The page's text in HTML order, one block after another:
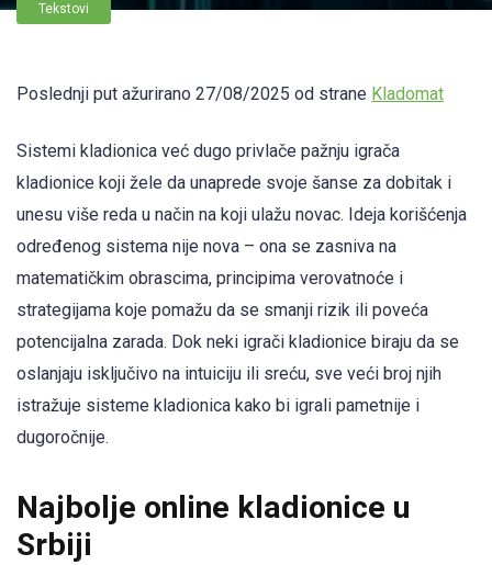
Tekstovi
Poslednji put ažurirano 27/08/2025 od strane Kladomat
Sistemi kladionica već dugo privlače pažnju igrača
kladionice koji žele da unaprede svoje šanse za dobitak i
unesu više reda u način na koji ulažu novac. Ideja korišćenja
određenog sistema nije nova – ona se zasniva na
matematičkim obrascima, principima verovatnoće i
strategijama koje pomažu da se smanji rizik ili poveća
potencijalna zarada. Dok neki igrači kladionice biraju da se
oslanjaju isključivo na intuiciju ili sreću, sve veći broj njih
istražuje sisteme kladionica kako bi igrali pametnije i
dugoročnije.
Najbolje online kladionice u
Srbiji